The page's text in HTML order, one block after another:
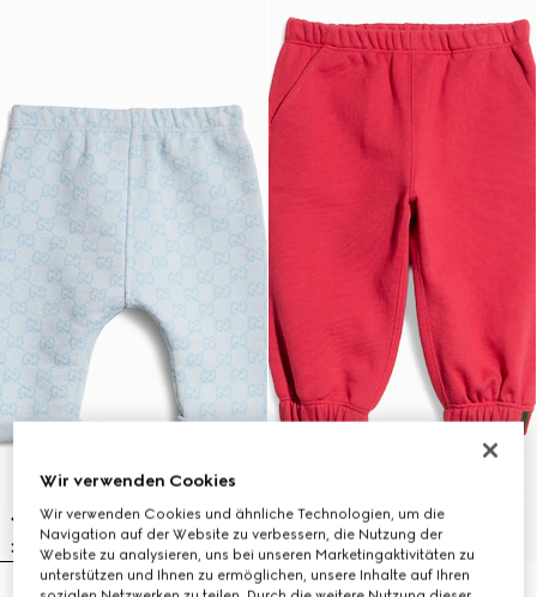
Wir verwenden Cookies
Wir verwenden Cookies und ähnliche Technologien, um die
Navigation auf der Website zu verbessern, die Nutzung der
Website zu analysieren, uns bei unseren Marketingaktivitäten zu
unterstützen und Ihnen zu ermöglichen, unsere Inhalte auf Ihren